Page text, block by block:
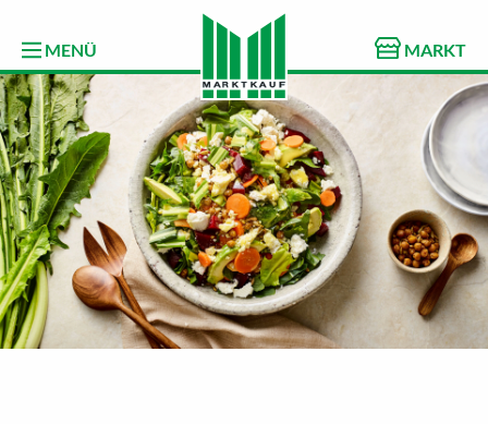
MENÜ MARKT